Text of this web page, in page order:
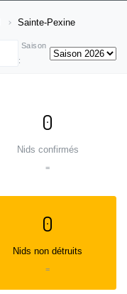
Sainte-Pexine
Saison
:
0
Nids confirmés
=
0
Nids non détruits
=